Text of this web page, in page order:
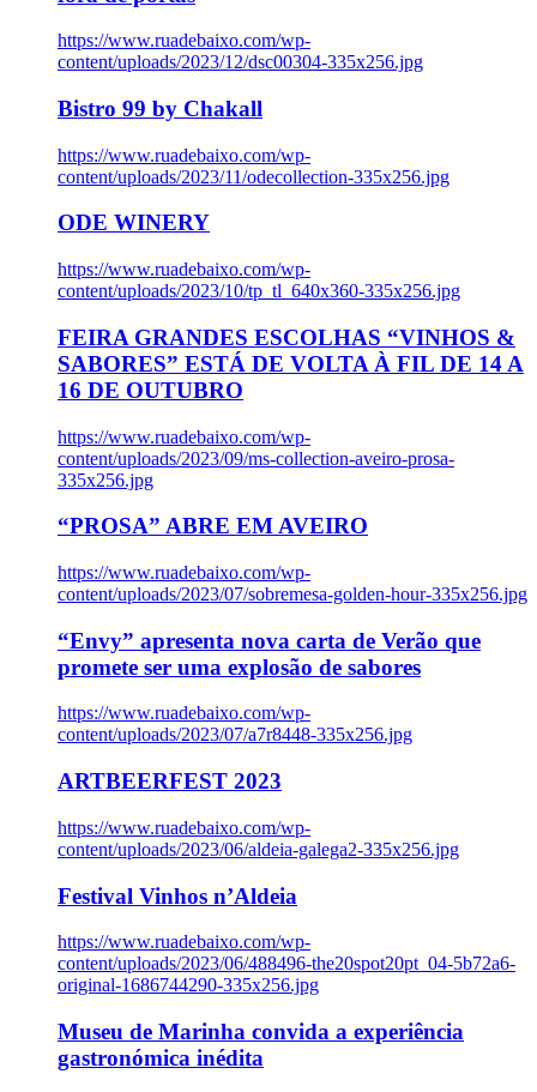
https://www.ruadebaixo.com/wp-
content/uploads/2023/12/dsc00304-335x256.jpg
Bistro 99 by Chakall
https://www.ruadebaixo.com/wp-
content/uploads/2023/11/odecollection-335x256.jpg
ODE WINERY
https://www.ruadebaixo.com/wp-
content/uploads/2023/10/tp_tl_640x360-335x256.jpg
FEIRA GRANDES ESCOLHAS “VINHOS &
SABORES” ESTÁ DE VOLTA À FIL DE 14 A
16 DE OUTUBRO
https://www.ruadebaixo.com/wp-
content/uploads/2023/09/ms-collection-aveiro-prosa-
335x256.jpg
“PROSA” ABRE EM AVEIRO
https://www.ruadebaixo.com/wp-
content/uploads/2023/07/sobremesa-golden-hour-335x256.jpg
“Envy” apresenta nova carta de Verão que
promete ser uma explosão de sabores
https://www.ruadebaixo.com/wp-
content/uploads/2023/07/a7r8448-335x256.jpg
ARTBEERFEST 2023
https://www.ruadebaixo.com/wp-
content/uploads/2023/06/aldeia-galega2-335x256.jpg
Festival Vinhos n’Aldeia
https://www.ruadebaixo.com/wp-
content/uploads/2023/06/488496-the20spot20pt_04-5b72a6-
original-1686744290-335x256.jpg
Museu de Marinha convida a experiência
gastronómica inédita